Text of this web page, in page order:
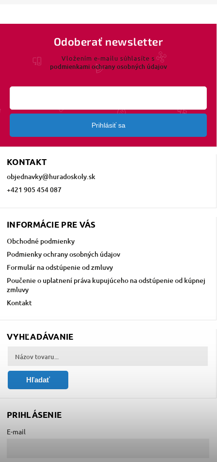
KONTAKT
objednavky@huradoskoly.sk
+421 905 454 087
INFORMÁCIE PRE VÁS
Obchodné podmienky
Podmienky ochrany osobných údajov
Formulár na odstúpenie od zmluvy
Poučenie o uplatnení práva kupujúceho na odstúpenie od kúpnej
zmluvy
Kontakt
Odoberať newsletter
Vložením e-mailu súhlasíte s
podmienkami ochrany osobných údajov
Prihlásiť sa
VYHĽADÁVANIE
Hľadať
PRIHLÁSENIE
E-mail